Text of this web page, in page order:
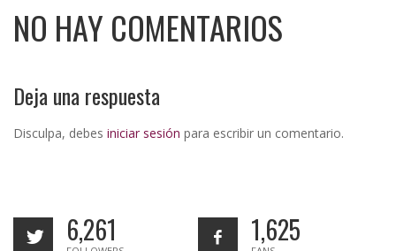
NO HAY COMENTARIOS
Deja una respuesta
Disculpa, debes iniciar sesión para escribir un comentario.
6,261 1,625